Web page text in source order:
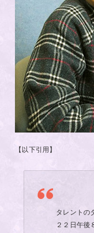
【以下引用】
タレントの
２２日午後